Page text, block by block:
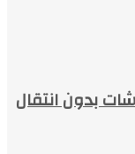
بدون انتقال